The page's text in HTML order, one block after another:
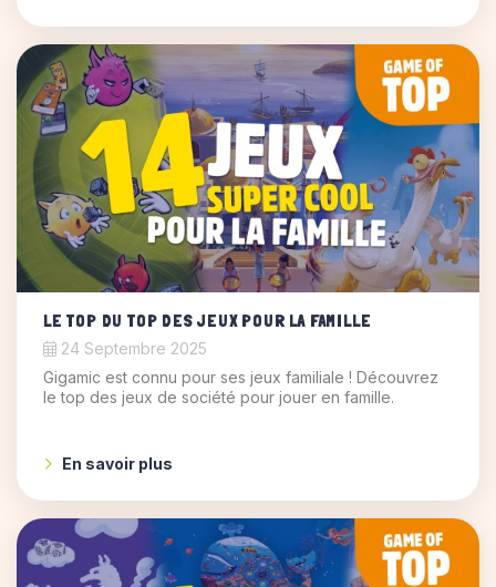
LE TOP DU TOP DES JEUX POUR LA FAMILLE
24 Septembre 2025
Gigamic est connu pour ses jeux familiale ! Découvrez
le top des jeux de société pour jouer en famille.
En savoir plus